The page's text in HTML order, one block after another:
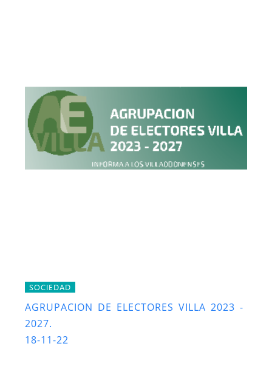
SOCIEDAD
AGRUPACION DE ELECTORES VILLA 2023 -
2027.
18-11-22